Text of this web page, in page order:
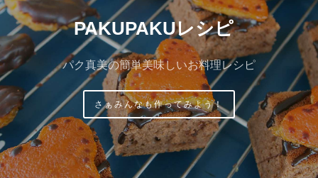
PAKUPAKUレシピ
パク真美の簡単美味しいお料理レシピ
さぁみんなも作ってみよう！